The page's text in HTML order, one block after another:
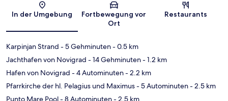
Karte
In der Umgebung
Fortbewegung vor
Ort
Restaurants
Karpinjan Strand - 5 Gehminuten- 0.5 km
Jachthafen von Novigrad - 14 Gehminuten- 1.2 km
Hafen von Novigrad - 4 Autominuten- 2.2 km
Pfarrkirche der hl. Pelagius und Maximus- 5 Autominuten- 2.5 km
Punto Mare Pool- 8 Autominuten- 2.5 km